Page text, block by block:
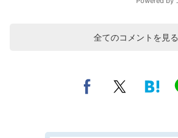
全てのコメントを見る